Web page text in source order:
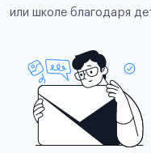
или школе благодаря